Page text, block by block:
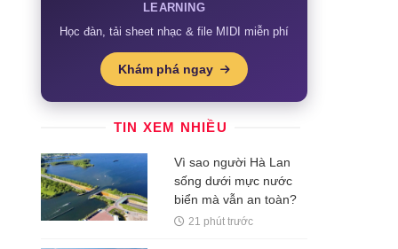
LEARNING
Học đàn, tải sheet nhạc & file MIDI miễn phí
Khám phá ngay
TIN XEM NHIỀU
Vì sao người Hà Lan
sống dưới mực nước
biển mà vẫn an toàn?
21 phút trước